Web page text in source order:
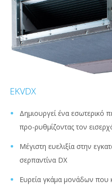
EKVDX
Δημιουργεί ένα εσωτερικό
προ-ρυθμίζοντας τον
Μέγιστη ευελιξία στην
σερπαντίνα DX
Ευρεία γκάμα μονάδων που